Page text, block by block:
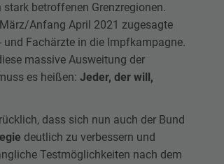
betroffenen Grenzregionen.
Anfang April 2021 zugesagte
Fachärzte in die Impfkampagne.
massive Ausweitung der
es heißen: Jeder, der will,
dass sich nun auch der Bund
deutlich zu verbessern und
Testmöglichkeiten nach dem